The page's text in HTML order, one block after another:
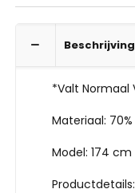
Beschrijving
*Valt Normaal
Materiaal:
Model: 174
Productdetails: